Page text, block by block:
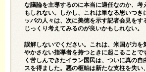
な議論を主導するのに本当に適任なのか、考
もしれない。しかし、これは単なる思いつき
ッパの人々は、次に美徳を示す記者会見をす
じっくり考えてみるのが良いかもしれない。
誤解しないでください。これは、米国が力を
やかさない指導者を持つときに起こることで
く苦しんできたイラン国民は、ついに真の自
スを得ました。悪の枢軸は新たな支柱を失い